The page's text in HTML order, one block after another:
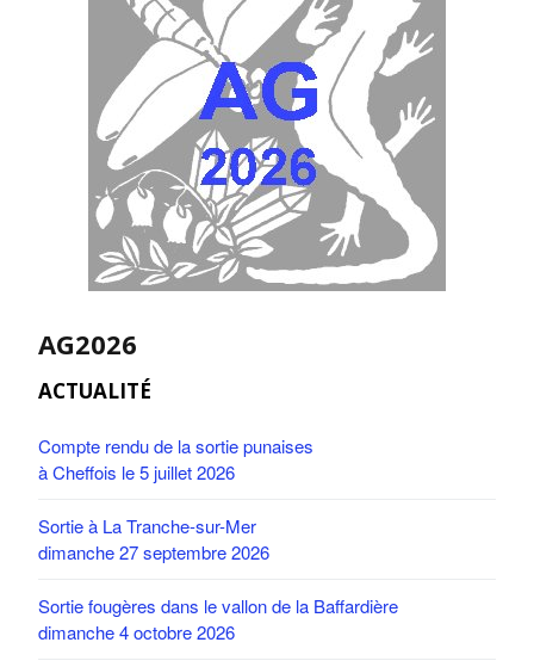
AG2026
ACTUALITÉ
Compte rendu de la sortie punaises
à Cheffois le 5 juillet 2026
Sortie à La Tranche-sur-Mer
dimanche 27 septembre 2026
Sortie fougères dans le vallon de la Baffardière
dimanche 4 octobre 2026